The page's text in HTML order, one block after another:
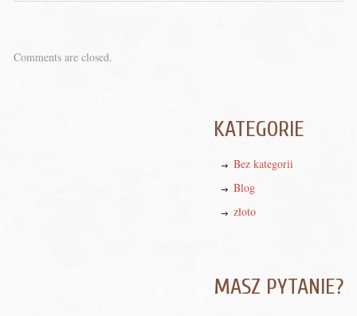
Comments are closed.
KATEGORIE
Bez kategorii
Blog
złoto
MASZ PYTANIE?